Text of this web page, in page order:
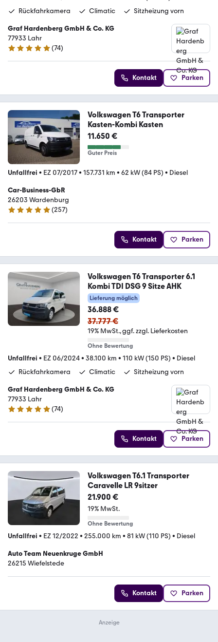
Rückfahrkamera
Climatic Sitzheizung vorn
Graf Hardenberg GmbH & Co. KG
77933 Lahr
4.9 Sterne
(74)
Kontakt Parken
Volkswagen T6 Transporter
Kasten-Kombi Kasten
11.650 €
Guter Preis
Unfallfrei • EZ 07/2017• 157.731 km • 62 kW (84 PS) • Diesel
Car-Business-GbR
26203 Wardenburg
5 Sterne
(257)
Kontakt Parken
Volkswagen T6 Transporter 6.1
Kombi TDI DSG 9 Sitze AHK
Lieferung möglich
36.888 €
37.777 €
19% MwSt. ggf. zzgl. Lieferkosten
Ohne Bewertung
Unfallfrei • EZ 06/2024• 38.100 km • 110 kW (150 PS) • Diesel
Rückfahrkamera
Climatic Sitzheizung vorn
Graf Hardenberg GmbH & Co. KG
77933 Lahr
4.9 Sterne
(74)
Kontakt Parken
Volkswagen T6.1 Transporter
Caravelle LR 9sitzer
21.900 €
19% MwSt.
Ohne Bewertung
Unfallfrei • EZ 12/2022 • 255.000 km • 81 kW (110 PS) • Diesel
Auto Team Neuenkruge GmbH
26215 Wiefelstede
Kontakt Parken